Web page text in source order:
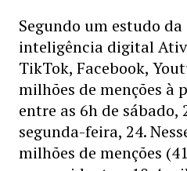
Segundo um estudo da
inteligência digital
TikTok, Facebook,
milhões de menções à
entre as 6h de sábado,
segunda-feira, 24.
milhões de menções